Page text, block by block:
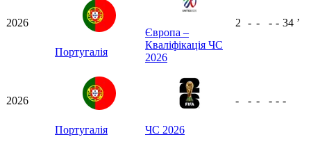
2026
Португалія
Європа –
Кваліфікація ЧС
2026
2 - - - - 34 ʼ
2026
Португалія ЧС 2026
- - - - - -